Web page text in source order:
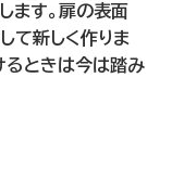
ます。扉の表面
て新しく作りま
るときは今は踏み